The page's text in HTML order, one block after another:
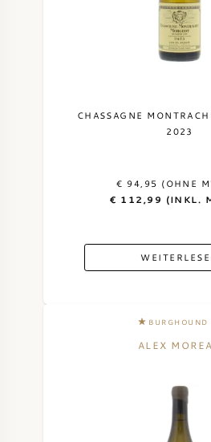
CHASSAGNE
2023
€ 94,95 (OHNE
€ 112,99 (INKL.
BURGHOUND
ALEX